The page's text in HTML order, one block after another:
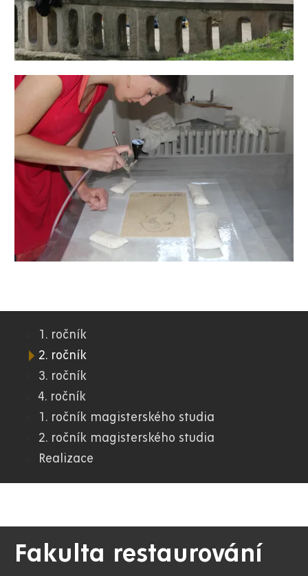
07.
FR
1. ročník
2. ročník
3. ročník
4. ročník
1. ročník magisterského studia
2. ročník magisterského studia
Realizace
Fakulta restaurování